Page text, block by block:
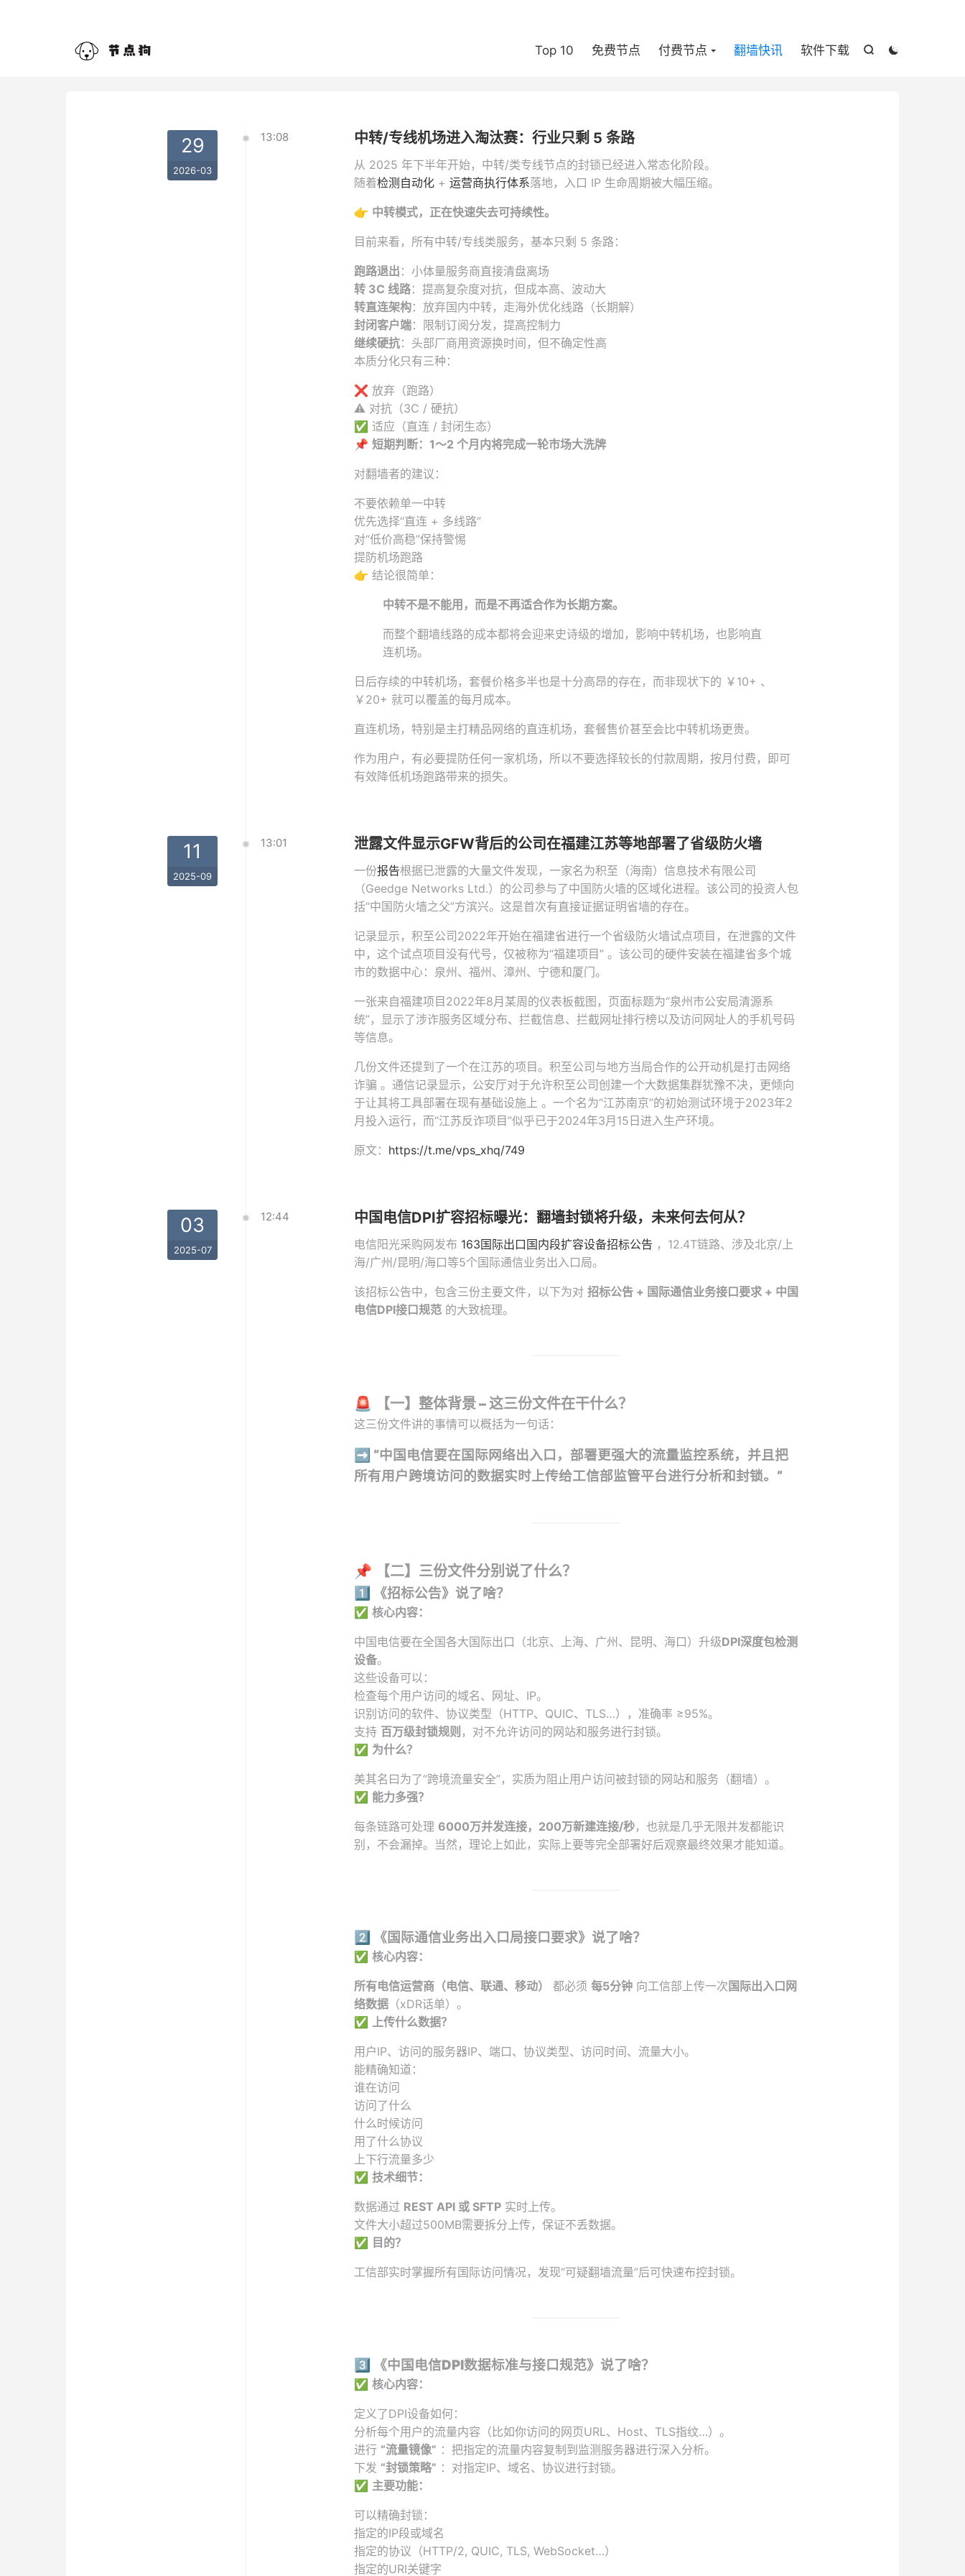


Top 10 免费节点 付费节点 翻墙快讯 软件下载
29
2026-03
中转/专线机场进入淘汰赛：行业只剩 5 条路
从 2025 年下半年开始，中转/类专线节点的封锁已经进入常态化阶段。
随着检测自动化 + 运营商执行体系落地，入口 IP 生命周期被大幅压缩。
👉 中转模式，正在快速失去可持续性。
目前来看，所有中转/专线类服务，基本只剩 5 条路：
跑路退出 ：小体量服务商直接清盘离场
转 3C 线路：提高复杂度对抗，但成本高、波动大
转直连架构：放弃国内中转，走海外优化线路（长期解）
封闭客户端：限制订阅分发，提高控制力
继续硬抗：头部厂商用资源换时间，但不确定性高
本质分化只有三种：
❌ 放弃（跑路）
⚠️ 对抗（3C / 硬抗）
✅ 适应（直连 / 封闭生态）
📌 短期判断：1～2 个月内将完成一轮市场大洗牌
对翻墙者的建议：
不要依赖单一中转
优先选择“直连 + 多线路”
对“低价高稳”保持警惕
提防机场跑路
👉 结论很简单：
中转不是不能用，而是不再适合作为长期方案。
而整个翻墙线路的成本都将会迎来史诗级的增加，影响中转机场，也影响直
连机场。
日后存续的中转机场，套餐价格多半也是十分高昂的存在，而非现状下的 ￥10+ 、
￥20+ 就可以覆盖的每月成本。
直连机场，特别是主打精品网络的直连机场，套餐售价甚至会比中转机场更贵。
作为用户，有必要提防任何一家机场，所以不要选择较长的付款周期，按月付费，即可
有效降低机场跑路带来的损失。
13:08
11
2025-09
泄露文件显示GFW背后的公司在福建江苏等地部署了省级防火墙
一份报告根据已泄露的大量文件发现，一家名为积至（海南）信息技术有限公司
（Geedge Networks Ltd.）的公司参与了中国防火墙的区域化进程。该公司的投资人包
括“中国防火墙之父”方滨兴。这是首次有直接证据证明省墙的存在。
记录显示，积至公司2022年开始在福建省进行一个省级防火墙试点项目，在泄露的文件
中，这个试点项目没有代号，仅被称为“福建项目” 。该公司的硬件安装在福建省多个城
市的数据中心：泉州、福州、漳州、宁德和厦门。
一张来自福建项目2022年8月某周的仪表板截图，页面标题为“泉州市公安局清源系
统”，显示了涉诈服务区域分布、拦截信息、拦截网址排行榜以及访问网址人的手机号码
等信息。
几份文件还提到了一个在江苏的项目。积至公司与地方当局合作的公开动机是打击网络
诈骗 。通信记录显示，公安厅对于允许积至公司创建一个大数据集群犹豫不决，更倾向
于让其将工具部署在现有基础设施上 。一个名为“江苏南京”的初始测试环境于2023年2
月投入运行，而“江苏反诈项目”似乎已于2024年3月15日进入生产环境。
原文： https://t.me/vps_xhq/749
13:01
03
2025-07
中国电信DPI扩容招标曝光：翻墙封锁将升级，未来何去何从？
电信阳光采购网发布 163国际出口国内段扩容设备招标公告 ，12.4T链路、涉及北京/上
海/广州/昆明/海口等5个国际通信业务出入口局。
该招标公告中，包含三份主要文件，以下为对 招标公告 + 国际通信业务接口要求 + 中国
电信DPI接口规范 的大致梳理。
🚨 【一】整体背景 – 这三份文件在干什么？
这三份文件讲的事情可以概括为一句话：
➡️ “中国电信要在国际网络出入口，部署更强大的流量监控系统，并且把
所有用户跨境访问的数据实时上传给工信部监管平台进行分析和封锁。”
📌 【二】三份文件分别说了什么？
1️⃣ 《招标公告》说了啥？
✅ 核心内容：
中国电信要在全国各大国际出口（北京、上海、广州、昆明、海口）升级DPI深度包检测
设备。
这些设备可以：
检查每个用户访问的域名、网址、IP。
识别访问的软件、协议类型（HTTP、QUIC、TLS…），准确率 ≥95%。
支持 百万级封锁规则 ，对不允许访问的网站和服务进行封锁。
✅ 为什么？
美其名曰为了“跨境流量安全”，实质为阻止用户访问被封锁的网站和服务（翻墙）。
✅ 能力多强？
每条链路可处理 6000万并发连接，200万新建连接/秒，也就是几乎无限并发都能识
别，不会漏掉。当然，理论上如此，实际上要等完全部署好后观察最终效果才能知道。
2️⃣ 《国际通信业务出入口局接口要求》说了啥？
✅ 核心内容：
所有电信运营商（电信、联通、移动） 都必须 每5分钟 向工信部上传一次 国际出入口网
络数据 （xDR话单）。
✅ 上传什么数据？
用户IP、访问的服务器IP、端口、协议类型、访问时间、流量大小。
能精确知道：
谁在访问
访问了什么
什么时候访问
用了什么协议
上下行流量多少
✅ 技术细节：
数据通过 REST API 或 SFTP 实时上传。
文件大小超过500MB需要拆分上传，保证不丢数据。
✅ 目的？
工信部实时掌握所有国际访问情况，发现“可疑翻墙流量”后可快速布控封锁。
3️⃣ 《中国电信DPI数据标准与接口规范》说了啥？
✅ 核心内容：
定义了DPI设备如何：
分析每个用户的流量内容（比如你访问的网页URL、Host、TLS指纹…）。
进行 “流量镜像” ：把指定的流量内容复制到监测服务器进行深入分析。
下发 “封锁策略” ：对指定IP、域名、协议进行封锁。
✅ 主要功能：
可以精确封锁：
指定的IP段或域名
指定的协议（HTTP/2, QUIC, TLS, WebSocket…）
指定的URI关键字
12:44